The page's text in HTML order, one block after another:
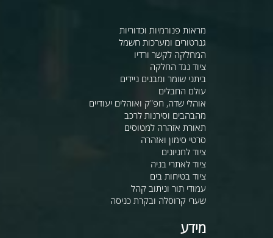
מראות פנורמיות וכדוריות
גנרטורים ומערכות חשמל
המחלקה לקשר ורדיו
ציוד נגד החלקה
ביתני שומר ומבנים ניידים
עולם החבלים
אוהלי שדה, חפ"ק ואוהלים יעודיים
מהבהבים וסירנות לרכב
תאורת אזהרה למטוסים
סרטי סימון ואזהרה
ציוד לחניונים
ציוד לאתרי בניה
ציוד בטיחות בים
עמודי תור וניתוב קהל
שערי קרוסלה ובקרת כניסה
מידע